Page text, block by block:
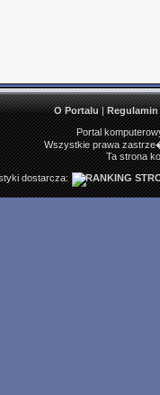
O Portalu|Regulamin
Portal
Wszystkie prawa
Ta strona
dostarcza: